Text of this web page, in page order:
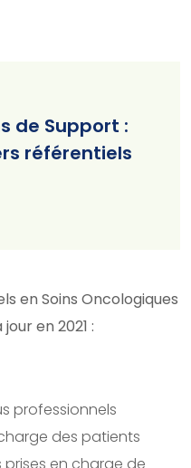
de Support :
référentiels
en Soins Oncologiques
en 2021 :
professionnels
des patients